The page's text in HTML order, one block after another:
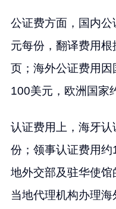
公证费方面，国内
元每份，翻译费用
页；海外公证费用因
100美元，欧洲国家
认证费用上，海牙
份；领事认证费用
地外交部及驻华使
当地代理机构办理